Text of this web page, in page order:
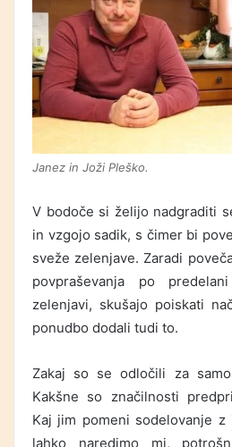
Janez in Joži Pleško.
V bodoče si želijo nadgraditi
in vzgojo sadik, s čimer bi
sveže zelenjave. Zaradi
povpraševanja po
zelenjavi, skušajo poiskati
ponudbo dodali tudi to.
Zakaj so se odločili za
Kakšne so značilnosti
Kaj jim pomeni sodelovanje z
lahko naredimo mi,